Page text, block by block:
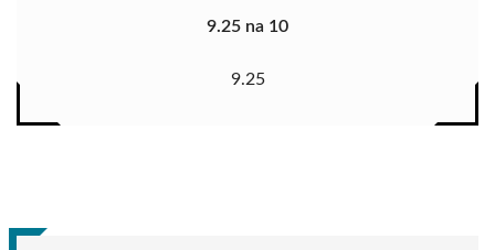
9.25 na 10
9.25